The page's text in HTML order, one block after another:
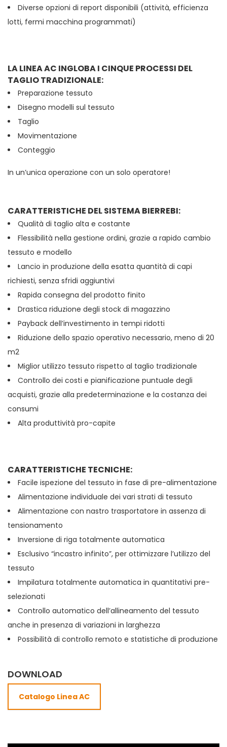
Diverse opzioni di report disponibili (attività, efficienza
lotti, fermi macchina programmati)
LA LINEA AC INGLOBA I CINQUE PROCESSI DEL
TAGLIO TRADIZIONALE:
Preparazione tessuto
Disegno modelli sul tessuto
Taglio
Movimentazione
Conteggio
In un’unica operazione con un solo operatore!
CARATTERISTICHE DEL SISTEMA BIERREBI:
Qualità di taglio alta e costante
Flessibilità nella gestione ordini, grazie a rapido cambio
tessuto e modello
Lancio in produzione della esatta quantità di capi
richiesti, senza sfridi aggiuntivi
Rapida consegna del prodotto finito
Drastica riduzione degli stock di magazzino
Payback dell’investimento in tempi ridotti
Riduzione dello spazio operativo necessario, meno di 20
m2
Miglior utilizzo tessuto rispetto al taglio tradizionale
Controllo dei costi e pianificazione puntuale degli
acquisti, grazie alla predeterminazione e la costanza dei
consumi
Alta produttività pro-capite
CARATTERISTICHE TECNICHE:
Facile ispezione del tessuto in fase di pre-alimentazione
Alimentazione individuale dei vari strati di tessuto
Alimentazione con nastro trasportatore in assenza di
tensionamento
Inversione di riga totalmente automatica
Esclusivo “incastro infinito”, per ottimizzare l’utilizzo del
tessuto
Impilatura totalmente automatica in quantitativi pre-
selezionati
Controllo automatico dell’allineamento del tessuto
anche in presenza di variazioni in larghezza
Possibilità di controllo remoto e statistiche di produzione
DOWNLOAD
Catalogo Linea AC